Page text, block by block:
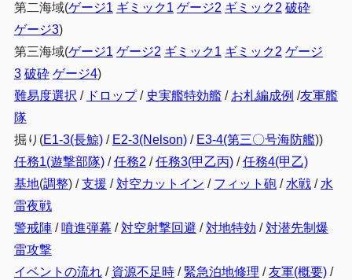
第二海域(ゲージ1 ギミック1 ゲージ2 ギミック2 破砕
ゲージ3)
第三海域(ゲージ1 ゲージ2 ギミック1 ギミック2 ゲージ
3 破砕 ゲージ4)
難易度選択 / ドロップ/ 史実艦特効艦/ お札編成例 /友軍艦
隊
掘り(E1-3(長鯨)/ E2-3(Nelson)/ E3-4(第三〇号海防艦))
任務1(遊撃部隊)/任務2 /任務3(甲乙丙)/任務4(甲乙)
基地(調整) /支援 /対空カットイン / フィット砲/ 水戦/ 水
雷夜戦
警戒陣/ 噴進弾幕 /対空射撃回避 /対地特効 / 対潜先制爆
雷攻撃
イベントの流れ/ 資源不足時/ 緊急泊地修理 /友軍(概要)/